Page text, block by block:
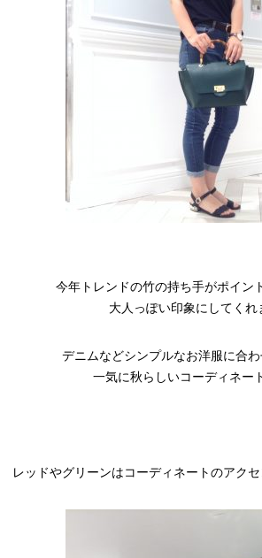
今年トレンドの竹の持ち手がポイン
大人っぽい印象にしてくれ
デニムなどシンプルなお洋服に合
一気に秋らしいコーディネー
レッドやグリーンはコーディネートのアク